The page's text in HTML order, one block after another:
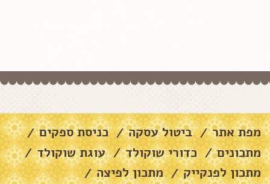
מפת אתר / ביטול עסקה / כניסת ספקים /
מתכונים / כדורי שוקולד / עוגת שוקולד /
מתכון לפנקייק / מתכון לפיצה /